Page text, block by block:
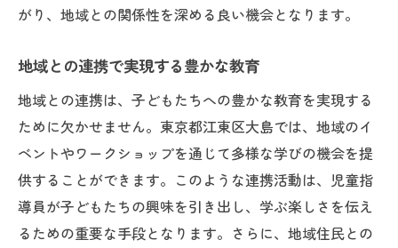
がり、地域との関係性を深める良い機会となります。
地域との連携で実現する豊かな教育
地域との連携は、子どもたちへの豊かな教育を実現する
ために欠かせません。東京都江東区大島では、地域のイ
ベントやワークショップを通じて多様な学びの機会を提
供することができます。このような連携活動は、児童指
導員が子どもたちの興味を引き出し、学ぶ楽しさを伝え
るための重要な手段となります。さらに、地域住民との